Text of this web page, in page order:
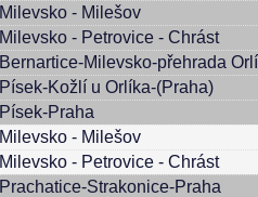
Milevsko - Milešov
Milevsko - Petrovice - Chrást
Bernartice-Milevsko-přehrada
Písek-Kožlí u Orlíka-(Praha)
Písek-Praha
Milevsko - Milešov
Milevsko - Petrovice - Chrást
Prachatice-Strakonice-Praha